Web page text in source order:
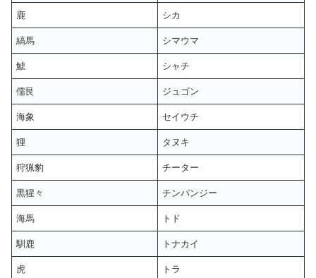
鹿 シカ
縞馬 シマウマ
鯱 シャチ
儒艮 ジュゴン
海象 セイウチ
狸 タヌキ
狩猟豹 チーター
黒猩々 チンパンジー
海馬 トド
馴鹿 トナカイ
虎 トラ